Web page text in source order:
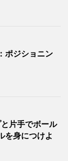
ポジショニン
片手でボール
を身につけよ